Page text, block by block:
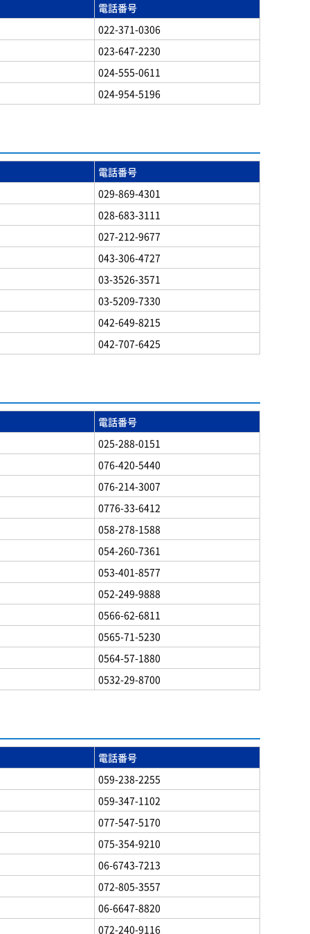
電話番号
022-371-0306
023-647-2230
024-555-0611
024-954-5196
電話番号
029-869-4301
028-683-3111
027-212-9677
043-306-4727
03-3526-3571
03-5209-7330
042-649-8215
042-707-6425
電話番号
025-288-0151
076-420-5440
076-214-3007
0776-33-6412
058-278-1588
054-260-7361
053-401-8577
052-249-9888
0566-62-6811
0565-71-5230
0564-57-1880
0532-29-8700
電話番号
059-238-2255
059-347-1102
077-547-5170
075-354-9210
06-6743-7213
072-805-3557
06-6647-8820
072-240-9116